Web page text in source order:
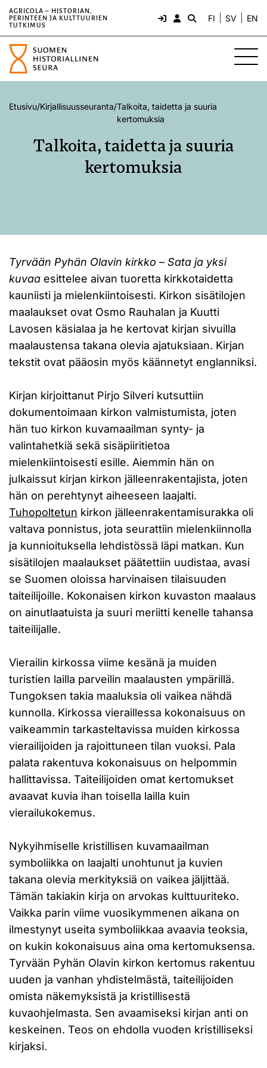
AGRICOLA – HISTORIAN,
PERINTEEN JA KULTTUURIEN
TUTKIMUS
FI SV EN
Etusivu/Kirjallisuusseuranta/Talkoita, taidetta ja suuria
kertomuksia
Talkoita, taidetta ja suuria
kertomuksia
Tyrvään Pyhän Olavin kirkko – Sata ja yksi
kuvaa esittelee aivan tuoretta kirkkotaidetta
kauniisti ja mielenkiintoisesti. Kirkon sisätilojen
maalaukset ovat Osmo Rauhalan ja Kuutti
Lavosen käsialaa ja he kertovat kirjan sivuilla
maalaustensa takana olevia ajatuksiaan. Kirjan
tekstit ovat pääosin myös käännetyt englanniksi.
Kirjan kirjoittanut Pirjo Silveri kutsuttiin
dokumentoimaan kirkon valmistumista, joten
hän tuo kirkon kuvamaailman synty- ja
valintahetkiä sekä sisäpiiritietoa
mielenkiintoisesti esille. Aiemmin hän on
julkaissut kirjan kirkon jälleenrakentajista, joten
hän on perehtynyt aiheeseen laajalti.
Tuhopoltetun kirkon jälleenrakentamisurakka oli
valtava ponnistus, jota seurattiin mielenkiinnolla
ja kunnioituksella lehdistössä läpi matkan. Kun
sisätilojen maalaukset päätettiin uudistaa, avasi
se Suomen oloissa harvinaisen tilaisuuden
taiteilijoille. Kokonaisen kirkon kuvaston maalaus
on ainutlaatuista ja suuri meriitti kenelle tahansa
taiteilijalle.
Vierailin kirkossa viime kesänä ja muiden
turistien lailla parveilin maalausten ympärillä.
Tungoksen takia maaluksia oli vaikea nähdä
kunnolla. Kirkossa vieraillessa kokonaisuus on
vaikeammin tarkasteltavissa muiden kirkossa
vierailijoiden ja rajoittuneen tilan vuoksi. Pala
palata rakentuva kokonaisuus on helpommin
hallittavissa. Taiteilijoiden omat kertomukset
avaavat kuvia ihan toisella lailla kuin
vierailukokemus.
Nykyihmiselle kristillisen kuvamaailman
symboliikka on laajalti unohtunut ja kuvien
takana olevia merkityksiä on vaikea jäljittää.
Tämän takiakin kirja on arvokas kulttuuriteko.
Vaikka parin viime vuosikymmenen aikana on
ilmestynyt useita symboliikkaa avaavia teoksia,
on kukin kokonaisuus aina oma kertomuksensa.
Tyrvään Pyhän Olavin kirkon kertomus rakentuu
uuden ja vanhan yhdistelmästä, taiteilijoiden
omista näkemyksistä ja kristillisestä
kuvaohjelmasta. Sen avaamiseksi kirjan anti on
keskeinen. Teos on ehdolla vuoden kristilliseksi
kirjaksi.